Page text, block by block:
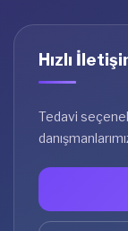
Hızlı
Tedavi